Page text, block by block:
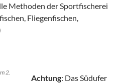
Methoden der Sportfischerei
Fliegenfischen,
2.
Achtung: Das Südufer